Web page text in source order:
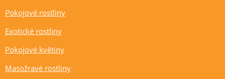
Pokojové rostliny
Exotické rostliny
Pokojové květiny
Masožravé rostliny